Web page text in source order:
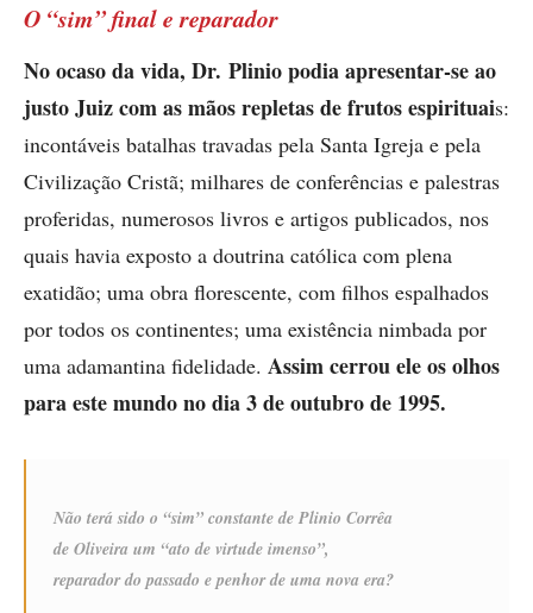
O “sim” final e reparador
No ocaso da vida, Dr. Plinio podia apresentar-se ao
justo Juiz com as mãos repletas de frutos espirituais:
incontáveis batalhas travadas pela Santa Igreja e pela
Civilização Cristã; milhares de conferências e palestras
proferidas, numerosos livros e artigos publicados, nos
quais havia exposto a doutrina católica com plena
exatidão; uma obra florescente, com filhos espalhados
por todos os continentes; uma existência nimbada por
uma adamantina fidelidade. Assim cerrou ele os olhos
para este mundo no dia 3 de outubro de 1995.
Não terá sido o “sim” constante de Plinio Corrêa
de Oliveira um “ato de virtude imenso”,
reparador do passado e penhor de uma nova era?